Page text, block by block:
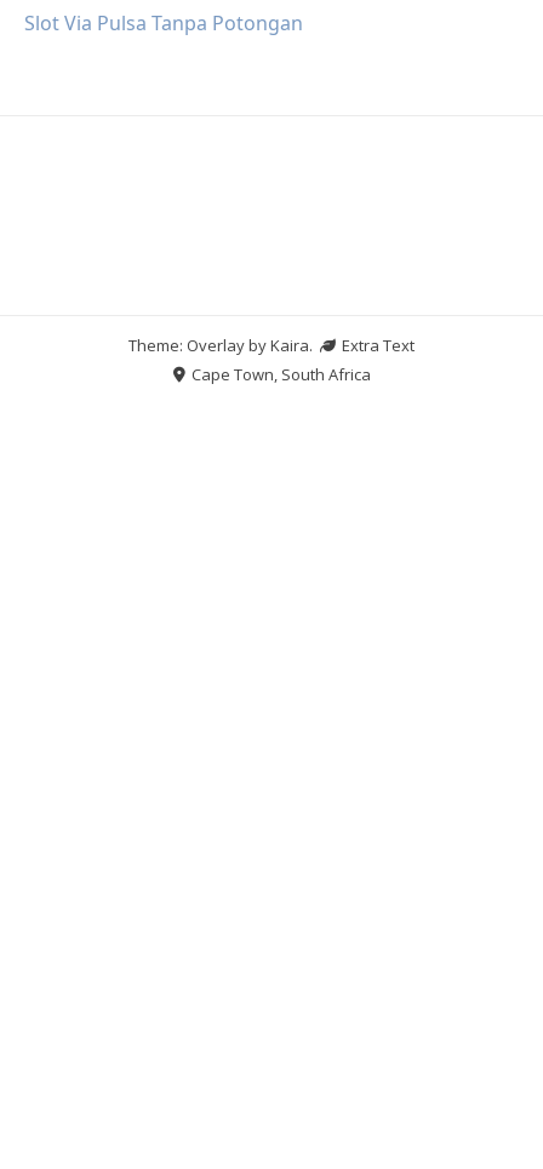
Slot Via Pulsa Tanpa Potongan
Theme: Overlay byKaira.
Extra Text
Cape Town, South Africa